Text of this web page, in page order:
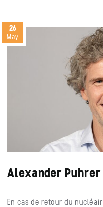
26
May
Alexander Puhrer
En cas de retour du